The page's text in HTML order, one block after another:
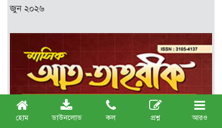
হোম ডাউনলোড কল প্রশ্ন আরও
জুন ২০২৬